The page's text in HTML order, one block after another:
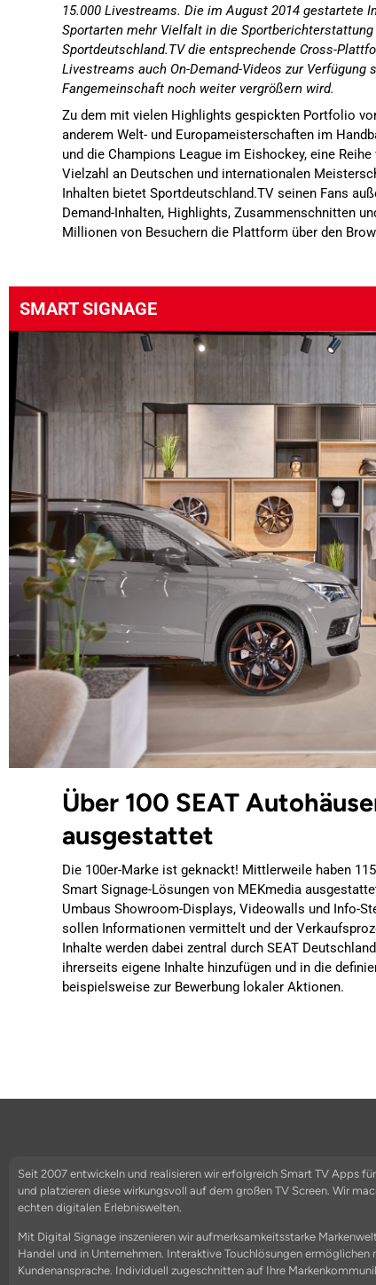
15.000 Livestreams. Die im August 2014 gestartete
Sportarten mehr Vielfalt in die
Sportdeutschland.TV die entsprechende Cross-
Livestreams auch On-Demand-Videos zur
Fangemeinschaft noch weiter vergrößern wird.
Zu dem mit vielen Highlights gespickten Portfolio
anderem Welt- und Europameisterschaften im
und die Champions League im Eishockey, eine
Vielzahl an Deutschen und internationalen
Inhalten bietet Sportdeutschland.TV seinen Fans
Demand-Inhalten, Highlights, Zusammenschnitten
Millionen von Besuchern die Plattform über den
SMART SIGNAGE
Über 100 SEAT
ausgestattet
Die 100er-Marke ist geknackt! Mittlerweile haben
Smart Signage-Lösungen von MEKmedia
Umbaus Showroom-Displays, Videowalls und Info-
sollen Informationen vermittelt und der
Inhalte werden dabei zentral durch SEAT
ihrerseits eigene Inhalte hinzufügen und in die
beispielsweise zur Bewerbung lokaler Aktionen.
Seit 2007 entwickeln und realisieren wir erfolgreich Smart TV Apps
und platzieren diese wirkungsvoll auf dem großen TV Screen. Wir
echten digitalen Erlebniswelten.
Mit Digital Signage inszenieren wir aufmerksamkeitsstarke
Handel und in Unternehmen. Interaktive Touchlösungen ermöglichen
Kundenansprache. Individuell zugeschnitten auf Ihre